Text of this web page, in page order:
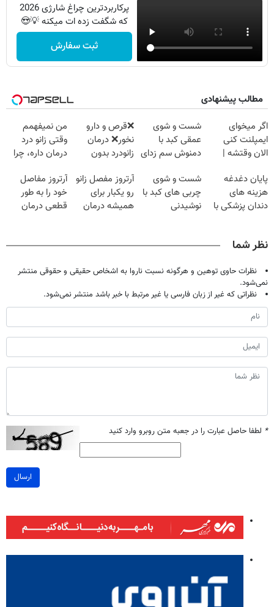
پرکاربردترین چراغ شارژی 2026
که شگفت زده ات میکنه 💡😍
ثبت سفارش
مطالب پیشنهادی
اگر میخوای
ایمپلنت کنی
الان وقتشه |
میلیون تومان!!!
شست و شوی
عمقی کبد با
دمنوش سم زدای
❌قرص‌ و دارو
نخور❌ درمان
زانودرد بدون
من نمیفهمم
وقتی زانو درد
درمان داره، چرا
تحمل میکنی؟❗
پایان دغدغه
هزینه های
دندان پزشکی با
شست و شوی
چربی های کبد با
نوشیدنی
آرتروز مفصل زانو
رو یکبار برای
همیشه درمان
آرتروز مفاصل
خود را به طور
قطعی درمان
نظر شما
نظرات حاوی توهین و هرگونه نسبت ناروا به اشخاص حقیقی و حقوقی منتشر
نمی‌شود.
نظراتی که غیر از زبان فارسی یا غیر مرتبط با خبر باشد منتشر نمی‌شود.
* لطفا حاصل عبارت را در جعبه متن روبرو وارد کنید
ارسال